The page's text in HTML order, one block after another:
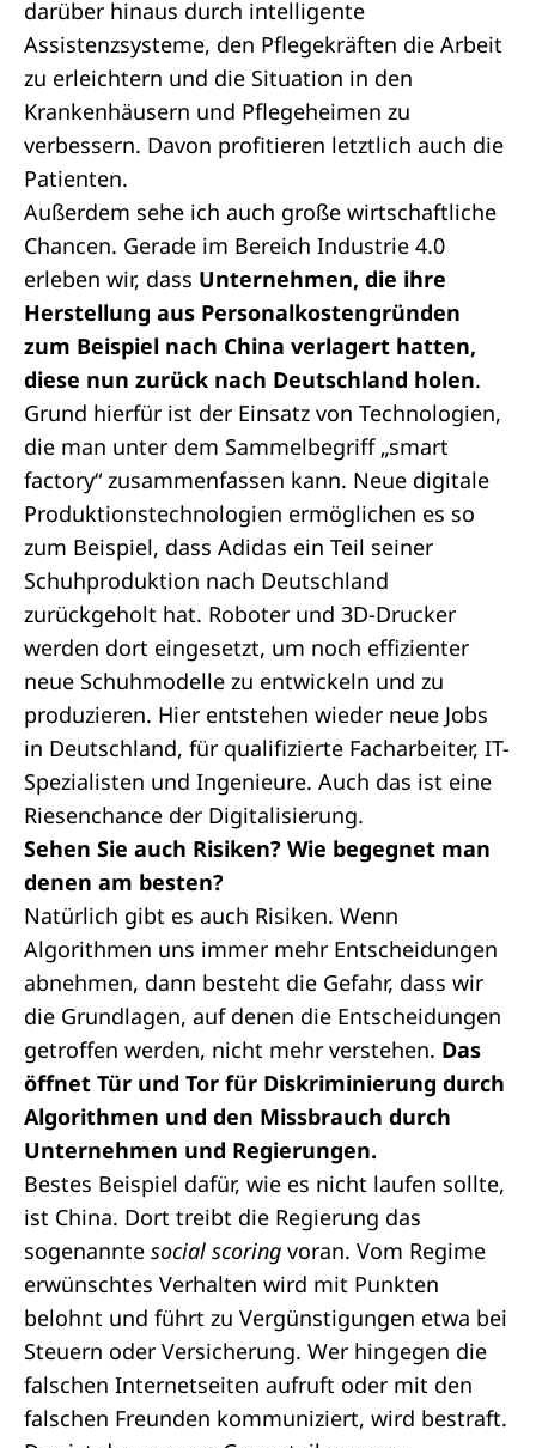
darüber hinaus durch intelligente
Assistenzsysteme, den Pflegekräften die Arbeit
zu erleichtern und die Situation in den
Krankenhäusern und Pflegeheimen zu
verbessern. Davon profitieren letztlich auch die
Patienten.
Außerdem sehe ich auch große wirtschaftliche
Chancen. Gerade im Bereich Industrie 4.0
erleben wir, dass Unternehmen, die ihre
Herstellung aus Personalkostengründen
zum Beispiel nach China verlagert hatten,
diese nun zurück nach Deutschland holen.
Grund hierfür ist der Einsatz von Technologien,
die man unter dem Sammelbegriff „smart
factory“ zusammenfassen kann. Neue digitale
Produktionstechnologien ermöglichen es so
zum Beispiel, dass Adidas ein Teil seiner
Schuhproduktion nach Deutschland
zurückgeholt hat. Roboter und 3D-Drucker
werden dort eingesetzt, um noch effizienter
neue Schuhmodelle zu entwickeln und zu
produzieren. Hier entstehen wieder neue Jobs
in Deutschland, für qualifizierte Facharbeiter, IT-
Spezialisten und Ingenieure. Auch das ist eine
Riesenchance der Digitalisierung.
Sehen Sie auch Risiken? Wie begegnet man
denen am besten?
Natürlich gibt es auch Risiken. Wenn
Algorithmen uns immer mehr Entscheidungen
abnehmen, dann besteht die Gefahr, dass wir
die Grundlagen, auf denen die Entscheidungen
getroffen werden, nicht mehr verstehen. Das
öffnet Tür und Tor für Diskriminierung durch
Algorithmen und den Missbrauch durch
Unternehmen und Regierungen.
Bestes Beispiel dafür, wie es nicht laufen sollte,
ist China. Dort treibt die Regierung das
sogenannte social scoring voran. Vom Regime
erwünschtes Verhalten wird mit Punkten
belohnt und führt zu Vergünstigungen etwa bei
Steuern oder Versicherung. Wer hingegen die
falschen Internetseiten aufruft oder mit den
falschen Freunden kommuniziert, wird bestraft.